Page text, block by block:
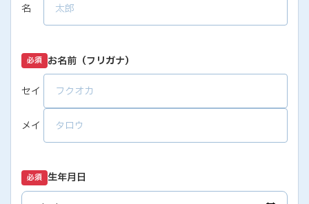
名
必須 お名前（フリガナ）
セイ
メイ
必須 生年月日